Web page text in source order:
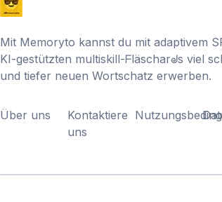
Mit Memoryto kannst du mit adaptivem
KI-gestützten multiskill-ᖴläscharᖙs viel
und tiefer neuen Wortschatz erwerben.
Über uns
Kontaktiere
uns